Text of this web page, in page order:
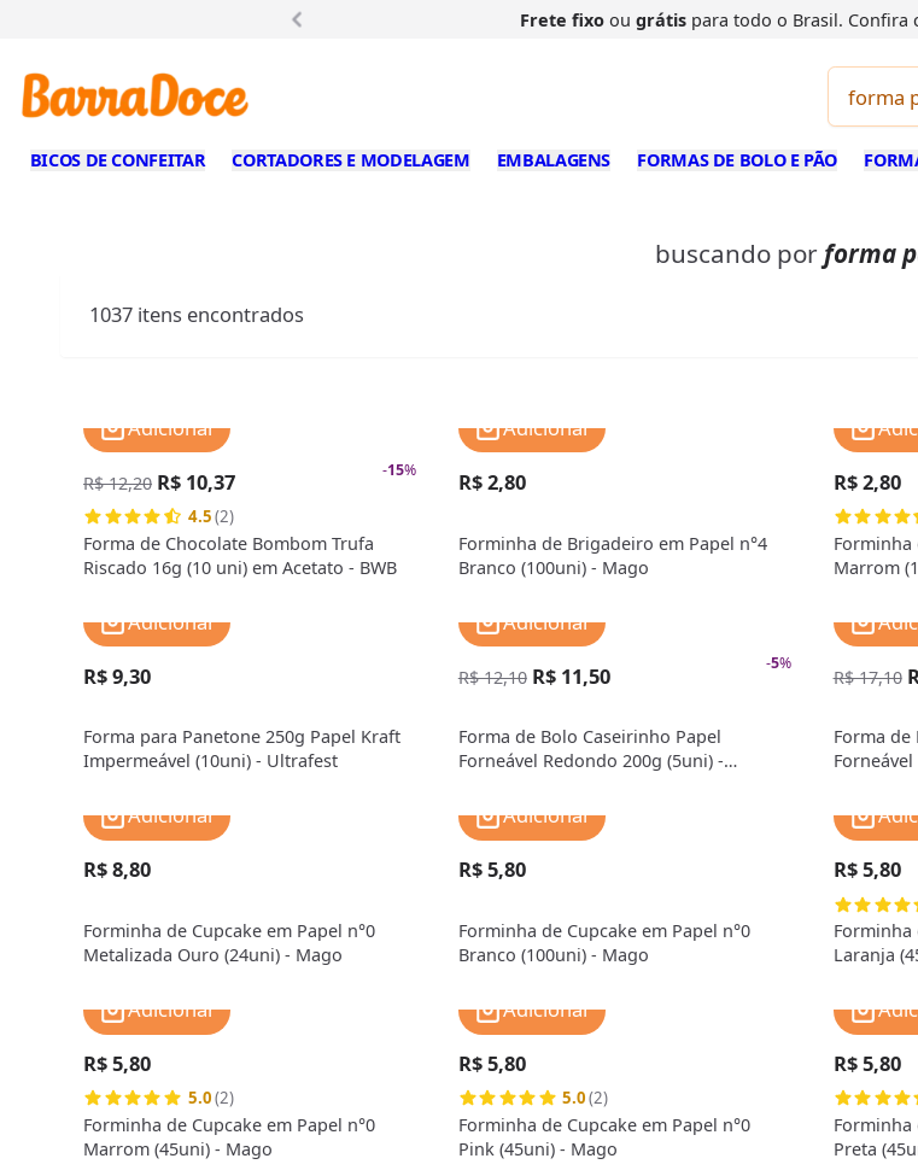
Frete fixoou grátispara todo o Brasil. Confira
BICOS DE CONFEITAR CORTADORES E MODELAGEM EMBALAGENS FORMAS DE BOLO E PÃO
buscando por forma
1037 itens encontrados
-15%
R$ 12,20 R$ 10,37
4.5(2)
Forma de Chocolate Bombom Trufa
Riscado 16g (10 uni) em Acetato - BWB
Adicionar
R$ 2,80
Forminha de Brigadeiro em Papel n°4
Branco (100uni) - Mago
Adicionar
R$ 2,80
Forminha
Marrom
R$ 9,30
Forma para Panetone 250g Papel Kraft
Impermeável (10uni) - Ultrafest
Adicionar
-5%
R$ 12,10 R$ 11,50
Forma de Bolo Caseirinho Papel
Forneável Redondo 200g (5uni) -
Adicionar
R$ 17,10
Forma de
R$ 8,80
Forminha de Cupcake em Papel n°0
Metalizada Ouro (24uni) - Mago
Adicionar
R$ 5,80
Forminha de Cupcake em Papel n°0
Branco (100uni) - Mago
Adicionar
R$ 5,80
Forminha
Laranja
R$ 5,80
5.0(2)
Forminha de Cupcake em Papel n°0
Marrom (45uni) - Mago
Adicionar
R$ 5,80
5.0(2)
Forminha de Cupcake em Papel n°0
Pink (45uni) - Mago
Adicionar
R$ 5,80
Forminha
Preta